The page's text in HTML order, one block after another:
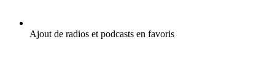
Ajout de radios et podcasts en favoris